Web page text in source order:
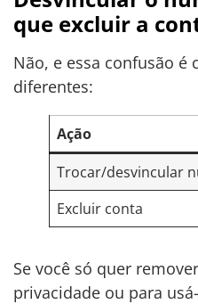
que excluir a
Não, e essa confusão é
diferentes:
Ação
Trocar/desvincular
Excluir conta
Se você só quer
privacidade ou para